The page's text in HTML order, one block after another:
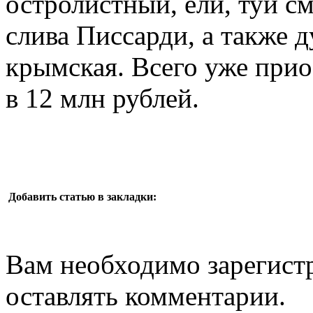
слива Писсарди, а также
крымская. Всего уже
в 12 млн рублей.
Добавить статью в закладки:
Вам необходимо
оставлять комментарии.